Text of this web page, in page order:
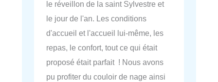
le réveillon de la saint Sylvestre et
le jour de l'an. Les conditions
d'accueil et l'accueil lui-même, les
repas, le confort, tout ce qui était
proposé était parfait ! Nous avons
pu profiter du couloir de nage ainsi